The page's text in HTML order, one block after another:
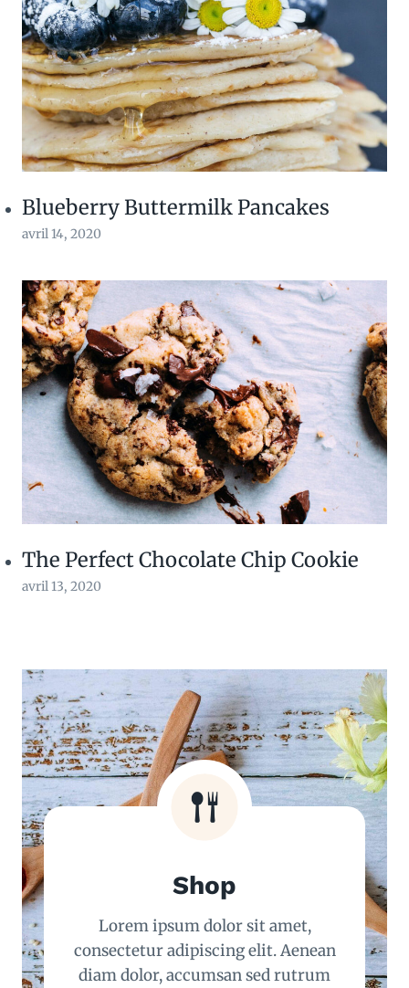
Blueberry Buttermilk Pancakes
avril 14, 2020
The Perfect Chocolate Chip Cookie
avril 13, 2020
Shop
Lorem ipsum dolor sit amet,
consectetur adipiscing elit. Aenean
diam dolor, accumsan sed rutrum